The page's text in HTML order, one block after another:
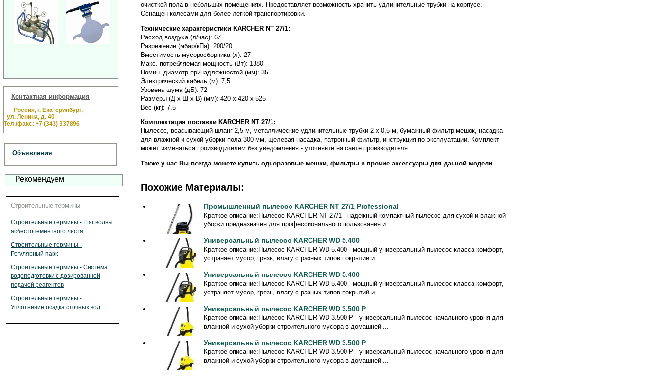
Контактная информация
Россия, г. Екатеринбург,
ул. Ленина, д. 40
Тел./факс: +7 (343) 337896
Объявления
Рекомендуем
Строительные термины
Строительные термины - Шаг волны
асбестоцементного листа
Строительные термины -
Регулярный парк
Строительные термины - Система
водоподготовки с дозированной
подачей реагентов
Строительные термины -
Уплотнение осадка сточных вод
очисткой пола в небольших помещениях. Предоставляет возможность хранить удлинительные трубки на корпусе.
Оснащен колесами для более легкой транспортировки.
Технические характеристикиKARCHER NT 27/1:
Расход воздуха (л/час): 67
Разрежение (мбар/кПа): 200/20
Вместимость мусоросборника (л): 27
Макс. потребляемая мощность (Вт): 1380
Номин. диаметр принадлежностей (мм): 35
Электрический кабель (м): 7,5
Уровень шума (дБ): 72
Размеры (Д х Ш х В) (мм): 420 х 420 х 525
Вес (кг): 7,5
Комплектация поставки KARCHER NT 27/1:
Пылесос, всасывающий шланг 2,5 м, металлические удлинительные трубки 2 х 0,5 м, бумажный фильтр-мешок, насадка
для влажной и сухой уборки пола 300 мм, щелевая насадка, патронный фильтр, инструкция по эксплуатации. Комплект
может изменяться производителем без уведомления - уточняйте на сайте производителя.
Также у нас Вы всегда можете купить одноразовые мешки, фильтры и прочие аксессуары для данной модели.
Похожие Материалы:
Промышленный пылесос KARCHER NT 27/1 Professional
Краткое описание:Пылесос KARCHER NT 27/1 - надежный компактный пылесос для сухой и влажной
уборки предназначен для профессионального пользования и ...
Универсальный пылесос KARCHER WD 5.400
Краткое описание:Пылесос KARCHER WD 5.400 - мощный универсальный пылесос класса комфорт,
устраняет мусор, грязь, влагу с разных типов покрытий и ...
Универсальный пылесос KARCHER WD 5.400
Краткое описание:Пылесос KARCHER WD 5.400 - мощный универсальный пылесос класса комфорт,
устраняет мусор, грязь, влагу с разных типов покрытий и ...
Универсальный пылесос KARCHER WD 3.500 P
Краткое описание:Пылесос KARCHER WD 3.500 P - универсальный пылесос начального уровня для
влажной и сухой уборки строительного мусора в домашней ...
Универсальный пылесос KARCHER WD 3.500 P
Краткое описание:Пылесос KARCHER WD 3.500 P - универсальный пылесос начального уровня для
влажной и сухой уборки строительного мусора в домашней ...